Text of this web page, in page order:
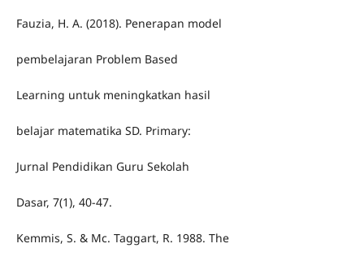
Fauzia, H. A. (2018). Penerapan model
pembelajaran Problem Based
Learning untuk meningkatkan hasil
belajar matematika SD. Primary:
Jurnal Pendidikan Guru Sekolah
Dasar, 7(1), 40-47.
Kemmis, S. & Mc. Taggart, R. 1988. The